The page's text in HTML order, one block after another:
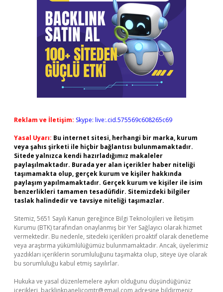
Reklam ve İletişim: Skype: live:.cid.575569c608265c69
Yasal Uyarı: Bu internet sitesi, herhangi bir marka, kurum
veya şahıs şirketi ile hiçbir bağlantısı bulunmamaktadır.
Sitede yalnızca kendi hazırladığımız makaleler
paylaşılmaktadır. Burada yer alan içerikler haber niteliği
taşımamakta olup, gerçek kurum ve kişiler hakkında
paylaşım yapılmamaktadır. Gerçek kurum ve kişiler ile isim
benzerlikleri tamamen tesadüfidir. Sitemizdeki bilgiler
taslak halindedir ve tavsiye niteliği taşımazlar.
Sitemiz, 5651 Sayılı Kanun gereğince Bilgi Teknolojileri ve İletişim
Kurumu (BTK) tarafından onaylanmış bir Yer Sağlayıcı olarak hizmet
vermektedir. Bu nedenle, sitedeki içerikleri proaktif olarak denetleme
veya araştırma yükümlülüğümüz bulunmamaktadır. Ancak, üyelerimiz
yazdıkları içeriklerin sorumluluğunu taşımakta olup, siteye üye olarak
bu sorumluluğu kabul etmiş sayılırlar.
Hukuka ve yasal düzenlemelere aykırı olduğunu düşündüğünüz
içerikleri, backlinkpanelicomtr@gmail.com adresine bildirmeniz